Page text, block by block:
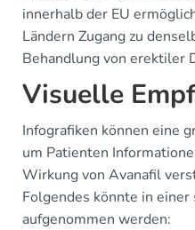
innerhalb der EU
Ländern Zugang zu
Behandlung von erektiler
Visuelle
Infografiken können eine
um Patienten
Wirkung von Avanafil
Folgendes könnte in einer
aufgenommen werden: